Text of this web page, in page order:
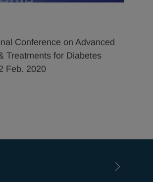
Conference on Advanced
Treatments for Diabetes
Feb. 2020